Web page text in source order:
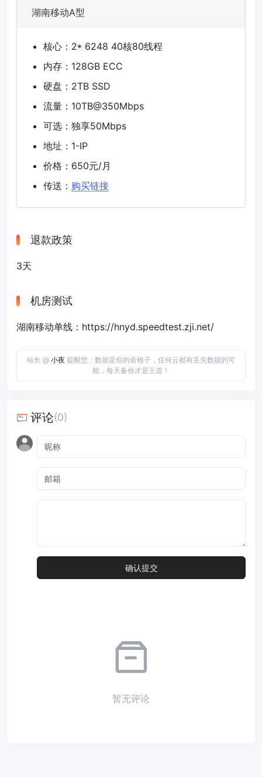
湖南移动A型
核心：2* 6248 40核80线程
内存：128GB ECC
硬盘：2TB SSD
流量：10TB@350Mbps
可选：独享50Mbps
地址：1-IP
价格：650元/月
传送： 购买链接
退款政策
3天
机房测试
湖南移动单线：https://hnyd.speedtest.zji.net/
站长 @ 小夜 提醒您：数据是你的命根子，任何云都有丢失数据的可
能，每天备份才是王道！
评论(0)
暂无评论